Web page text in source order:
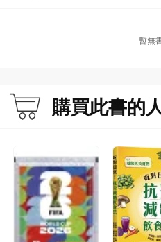
暫無
購買此書的